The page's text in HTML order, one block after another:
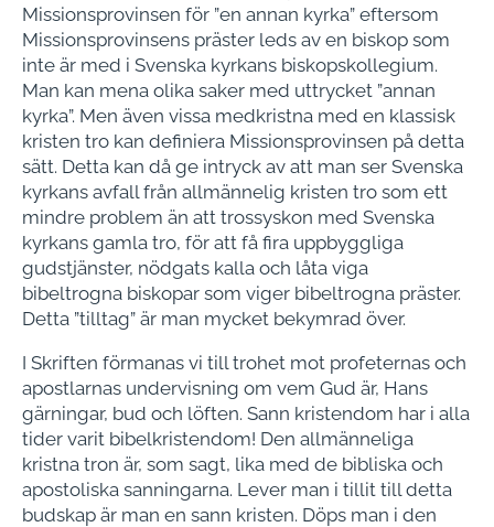
Missionsprovinsen för ”en annan kyrka” eftersom
Missionsprovinsens präster leds av en biskop som
inte är med i Svenska kyrkans biskopskollegium.
Man kan mena olika saker med uttrycket ”annan
kyrka”. Men även vissa medkristna med en klassisk
kristen tro kan definiera Missionsprovinsen på detta
sätt. Detta kan då ge intryck av att man ser Svenska
kyrkans avfall från allmännelig kristen tro som ett
mindre problem än att trossyskon med Svenska
kyrkans gamla tro, för att få fira uppbyggliga
gudstjänster, nödgats kalla och låta viga
bibeltrogna biskopar som viger bibeltrogna präster.
Detta ”tilltag” är man mycket bekymrad över.
I Skriften förmanas vi till trohet mot profeternas och
apostlarnas undervisning om vem Gud är, Hans
gärningar, bud och löften. Sann kristendom har i alla
tider varit bibelkristendom! Den allmänneliga
kristna tron är, som sagt, lika med de bibliska och
apostoliska sanningarna. Lever man i tillit till detta
budskap är man en sann kristen. Döps man i den